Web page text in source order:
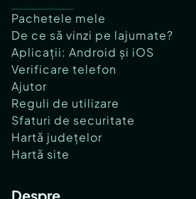
Pachetele mele
De ce să vinzi pe lajumate?
Aplicații: Android și iOS
Verificare telefon
Ajutor
Reguli de utilizare
Sfaturi de securitate
Hartă județelor
Hartă site
Despre